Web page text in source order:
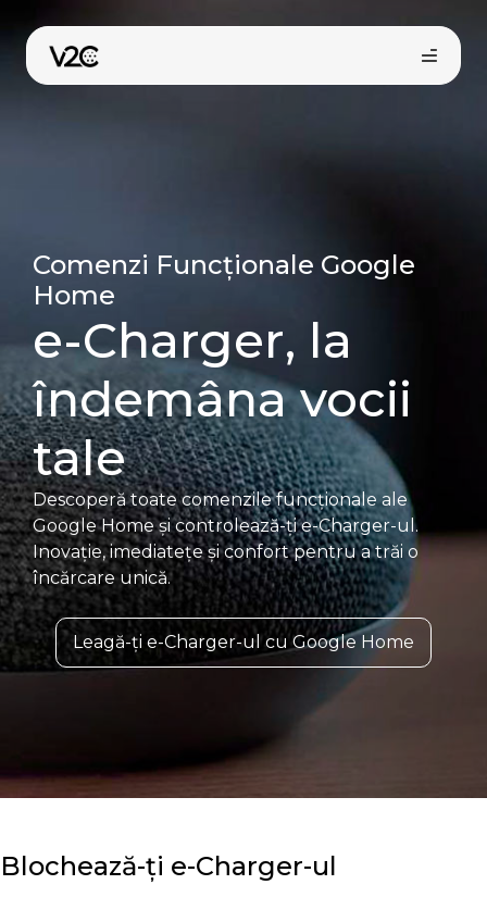
conținut
Comenzi Funcționale Google
Home
e-Charger, la
îndemâna vocii
tale
Descoperă toate comenzile funcționale ale
Google Home și controlează-ți e-Charger-ul.
Inovație, imediatețe și confort pentru a trăi o
încărcare unică.
Leagă-ți e-Charger-ul cu Google Home
Blochează-ți e-Charger-ul